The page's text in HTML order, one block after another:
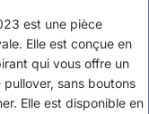
est une pièce
Elle est conçue en
qui vous offre un
sans boutons
Elle est disponible en